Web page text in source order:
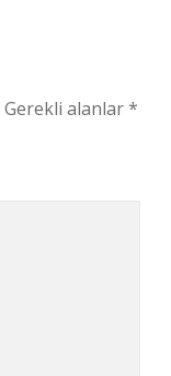
Gerekli alanlar*